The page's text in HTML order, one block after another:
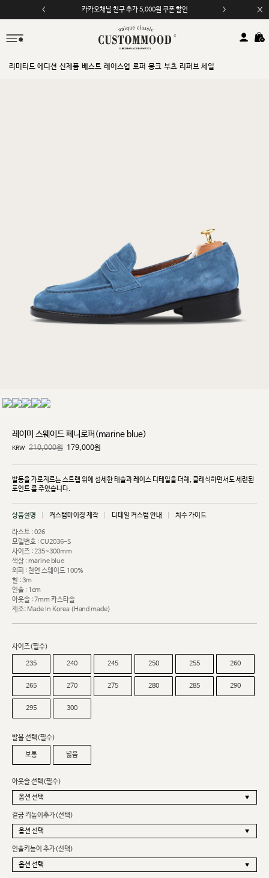
모바일 앱 자동 2,000원 할인
리미티드 에디션 신제품 베스트 레이스업 로퍼 몽크 부츠 리퍼브 세일
레이미 스웨이드 페니로퍼(marine blue)
KRW 210,000원 179,000원
발등을 가로지르는 스트랩 위에 섬세한 태슬과 레이스 디테일을 더해, 클래식하면서도 세련된
포인트를 주었습니다.
상품설명 커스텀마이징 제작 디테일 커스텀 안내 치수 가이드
라스트 : 026
모델번호 : CU2036-S
사이즈 : 235~300mm
색상 : marine blue
외피 : 천연 스웨이드 100%
힐 : 3m
인솔 : 1cm
아웃솔 : 7mm 카스타솔
제조: Made In Korea (Hand made)
사이즈(필수)
235 240 245 250 255 260
265 270 275 280 285 290
295 300
발볼 선택(필수)
보통 넓음
아웃솔 선택(필수)
겉굽 키높이추가(선택)
인솔키높이 추가(선택)